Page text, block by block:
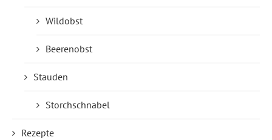
Wildobst
Beerenobst
Stauden
Storchschnabel
Rezepte